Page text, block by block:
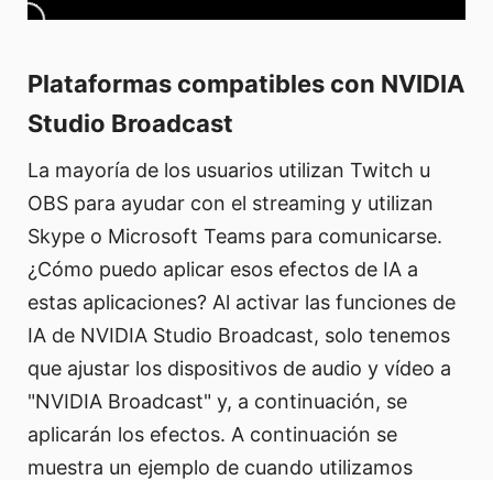
Plataformas compatibles con NVIDIA
Studio Broadcast
La mayoría de los usuarios utilizan Twitch u
OBS para ayudar con el streaming y utilizan
Skype o Microsoft Teams para comunicarse.
¿Cómo puedo aplicar esos efectos de IA a
estas aplicaciones? Al activar las funciones de
IA de NVIDIA Studio Broadcast, solo tenemos
que ajustar los dispositivos de audio y vídeo a
"NVIDIA Broadcast" y, a continuación, se
aplicarán los efectos. A continuación se
muestra un ejemplo de cuando utilizamos